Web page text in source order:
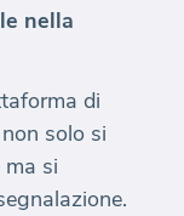
nella
di
solo si
si